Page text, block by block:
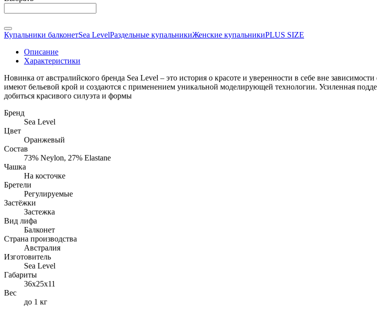
Купальники балконетSea LevelРаздельные купальникиЖенские купальникиPLUS SIZE
Описание
Характеристики
Новинка от австралийского бренда Sea Level – это история о красоте и уверенности в себе вне
имеют бельевой крой и создаются с применением уникальной моделирующей технологии. Усиленная
добиться красивого силуэта и формы
Бренд
Sea Level
Цвет
Оранжевый
Состав
73% Neylon, 27% Elastane
Чашка
На косточке
Бретели
Регулируемые
Застёжки
Застежка
Вид лифа
Балконет
Страна производства
Австралия
Изготовитель
Sea Level
Габариты
36x25x11
Вес
до 1 кг